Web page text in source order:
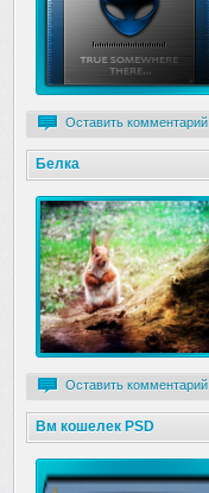
Оставить комментарий
Белка
Оставить комментарий
Вм кошелек PSD